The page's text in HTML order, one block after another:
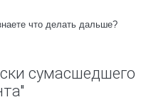
что делать дальше?
сумасшедшего